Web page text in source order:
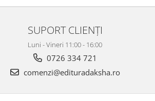
SUPORT CLIENȚI
Luni - Vineri 11:00 - 16:00
0726 334 721
comenzi@edituradaksha.ro